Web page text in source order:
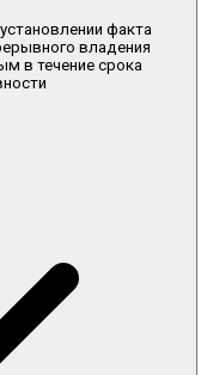
факта
владения
в течение срока